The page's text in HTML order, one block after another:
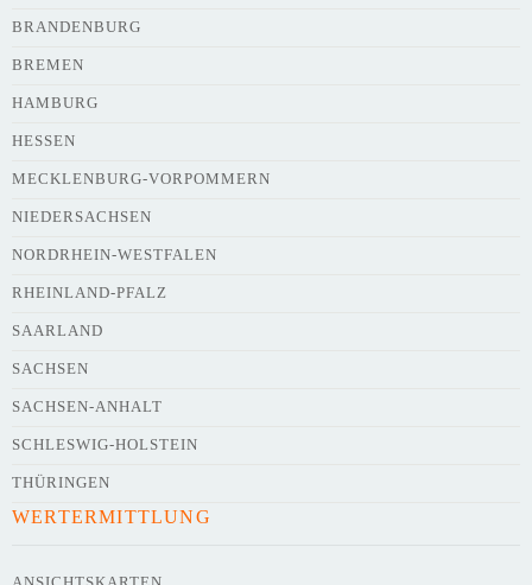
Webseite
Kurze Beschreibung des Flohmarkts
Kontaktdaten des Veranstalters
BRANDENBURG
BREMEN
HAMBURG
HESSEN
MECKLENBURG-VORPOMMERN
NIEDERSACHSEN
NORDRHEIN-WESTFALEN
RHEINLAND-PFALZ
SAARLAND
SACHSEN
SACHSEN-ANHALT
SCHLESWIG-HOLSTEIN
THÜRINGEN
WERTERMITTLUNG